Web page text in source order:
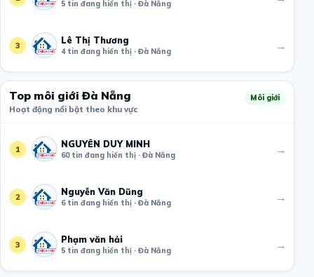
5 tin đang hiển thị · Đà Nẵng
3 Lê Thị Thương
4 tin đang hiển thị · Đà Nẵng →
Top môi giới Đà Nẵng
Hoạt động nổi bật theo khu vực
Môi giới
1 NGUYỄN DUY MINH
60 tin đang hiển thị · Đà Nẵng →
2 Nguyễn Văn Dũng
6 tin đang hiển thị · Đà Nẵng →
3 Phạm văn hải
5 tin đang hiển thị · Đà Nẵng →